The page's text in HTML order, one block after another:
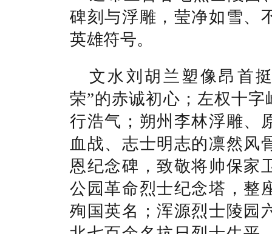
碑刻与浮雕，莹净如雪、
英雄符号。
文水刘胡兰塑像昂首
荣”的赤诚初心；左权十
行浩气；朔州李林浮雕、
血战、志士明志的凛然风
恩纪念碑，致敬将帅保家
公园革命烈士纪念塔，整
殉国英名；浑源烈士陵园